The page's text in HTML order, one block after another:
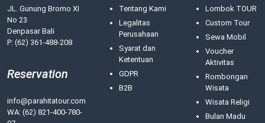
JL. Gunung Bromo XI
No 23
Denpasar Bali
P: (62) 361-488-208
Reservation
info@parahitatour.com
WA: (62) 821-400-780-
Tentang Kami
Legalitas
Perusahaan
Syarat dan
Ketentuan
GDPR
B2B
Lombok TOUR
Custom Tour
Sewa Mobil
Voucher
Aktivitas
Rombongan
Wisata
Wisata Religi
Bulan Madu